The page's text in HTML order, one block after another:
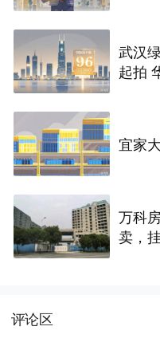
武汉
起拍
宜家
万科
卖，
评论区